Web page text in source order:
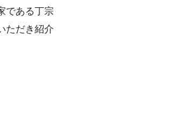
である丁宗
ただき紹介